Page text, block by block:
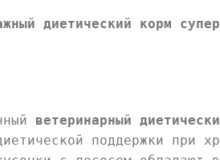
диетический корм
ветеринарный
поддержки при